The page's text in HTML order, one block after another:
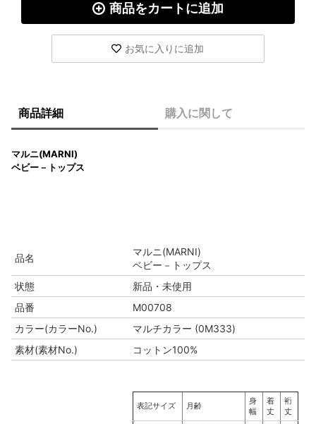
商品をカートに追加
お気に入りに追加
商品詳細 購入に関して
マルニ(MARNI)
ベビー－トップス
品名
マルニ(MARNI)
ベビー－トップス
状態
新品・未使用
品番
M00708
カラー(カラーNo.)
マルチカラー (0M333)
素材(素材No.)
コットン100%
表記サイズ 月齢
身
幅
着
丈
裄
丈